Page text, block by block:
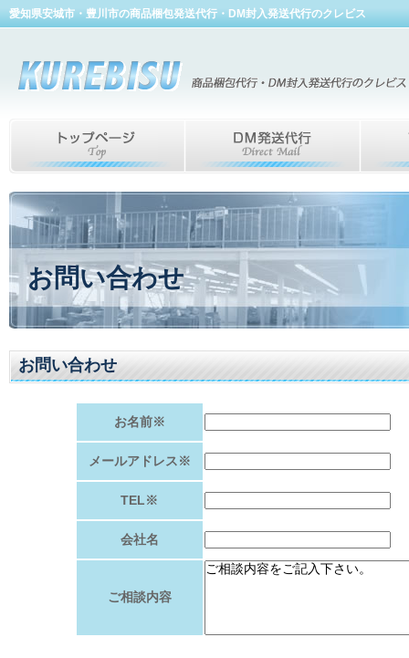
愛知県安城市・豊川市の商品梱包発送代行・DM封入発送代行のクレビス
お問い合わせ
お問い合わせ
お名前※
メールアドレス※
TEL※
会社名
ご相談内容